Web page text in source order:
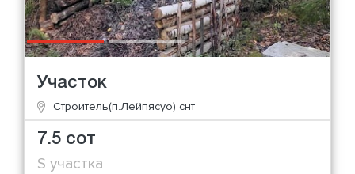
Участок
Строитель(п.Лейпясуо) снт
7.5 сот
S участка